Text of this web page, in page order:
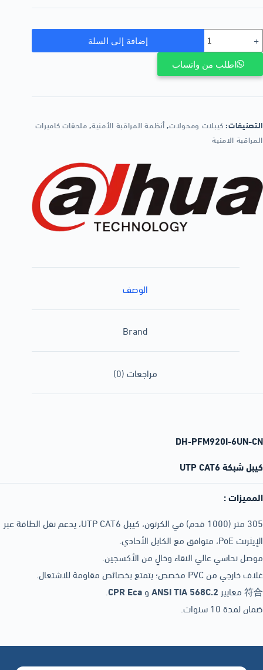
إضافة إلى السلة
اطلب من واتساب
التصنيفات:كيبلات ومحولات,أنظمة المراقبة الأمنية,ملحقات كاميرات
المراقبة الامنية
الوصف
Brand
مراجعات (0)
DH-PFM920I-6UN-CN
كيبل شبكة UTP CAT6
المميزات :
305 متر (1000 قدم) في الكرتون، كيبل UTP CAT6، يدعم نقل الطاقة عبر
الإيثرنت PoE، متوافق مع الكابل الأحادي.
موصل نحاسي عالي النقاء وخالٍ من الأكسجين.
غلاف خارجي من PVC مخصص؛ يتمتع بخصائص مقاومة للاشتعال.
符合 معايير
ANSI TIA 568C.2وCPR Eca
.
ضمان لمدة 10 سنوات.